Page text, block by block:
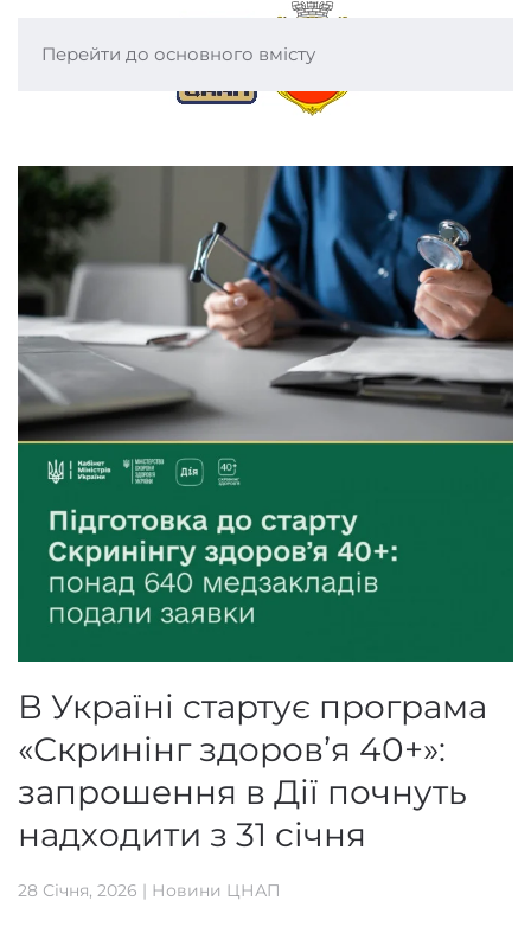
Перейти до основного вмісту
В Україні стартує програма
«Скринінг здоровʼя 40+»:
запрошення в Дії почнуть
надходити з 31 січня
28 Січня, 2026 | Новини ЦНАП